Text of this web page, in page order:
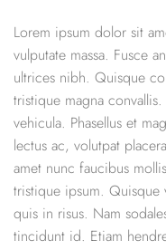
Lorem ipsum dolor sit
vulputate massa. Fusce
ultrices nibh. Quisque
tristique magna
vehicula. Phasellus et
lectus ac, volutpat
amet nunc faucibus
tristique ipsum.
quis in risus. Nam
tincidunt id. Etiam